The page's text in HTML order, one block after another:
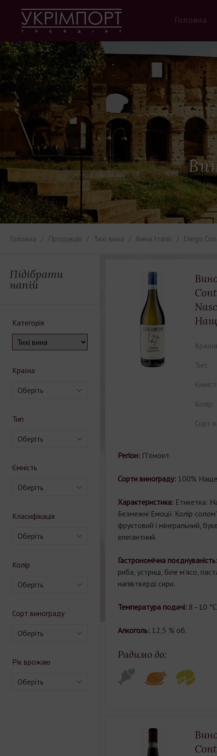
Головна
Головна Продукція Тихі вина Вина Італії Diego
Підібрати
напій
Категорія
Країна
Оберіть
Тип
Оберіть
Ємність
Оберіть
Класифікація
Оберіть
Колір
Оберіть
Сорт винограду
Оберіть
Рік врожаю
Оберіть
Тип:
Колір:
Сорт
Регіон: П'ємонт.
Сорти винограду:100%
Характеристика: Етикетка:
Безмежні Емоції. Колір
фруктовий і мінеральний,
елегантний.
Гастрономічна
риба, устриці, біле м’ясо,
напівтверді сири.
Температура подачі:8–10
Алкоголь:12,5 % об.
Радимо до: